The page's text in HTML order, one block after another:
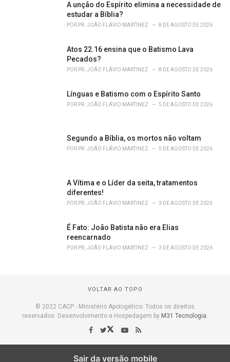
A unção do Espírito elimina a necessidade de
estudar a Bíblia?
POR PR. JOÃO FLÁVIO MARTINEZ 8 DE AGOSTO DE 2026
Atos 22.16 ensina que o Batismo Lava
Pecados?
POR PR. JOÃO FLÁVIO MARTINEZ 8 DE AGOSTO DE 2026
Línguas e Batismo com o Espírito Santo
POR PR. JOÃO FLÁVIO MARTINEZ 5 DE AGOSTO DE 2026
Segundo a Bíblia, os mortos não voltam
POR PR. JOÃO FLÁVIO MARTINEZ 5 DE AGOSTO DE 2026
A Vítima e o Líder da seita, tratamentos
diferentes!
POR PR. JOÃO FLÁVIO MARTINEZ 3 DE AGOSTO DE 2026
É Fato: João Batista não era Elias
reencarnado
POR PR. JOÃO FLÁVIO MARTINEZ 3 DE AGOSTO DE 2026
VOLTAR AO TOPO
© 2022 CACP - Ministério Apologético. Todos os direitos
reservados. Desenvolvimento e Hospedagem by M31 Tecnologia.
Sair da versão mobile